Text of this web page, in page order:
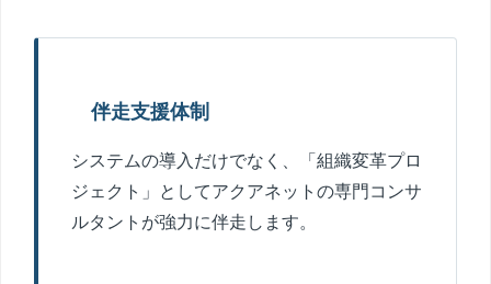
伴走支援体制
システムの導入だけでなく、「組織変革プロ
ジェクト」としてアクアネットの専門コンサ
ルタントが強力に伴走します。